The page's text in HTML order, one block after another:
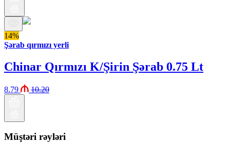
14%
Şərab qırmızı yerli
Chinar Qırmızı K/Şirin Şərab 0.75 Lt
8.79 10.20
Müştəri rəyləri